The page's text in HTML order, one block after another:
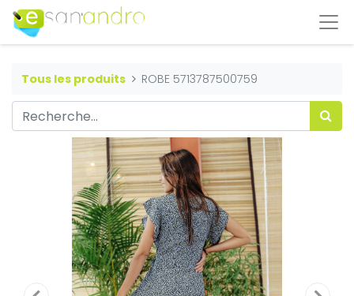
Tous les produits ROBE 5713787500759